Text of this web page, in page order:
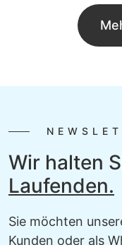
Wir halten
Laufenden.
Sie möchten
Kunden oder als